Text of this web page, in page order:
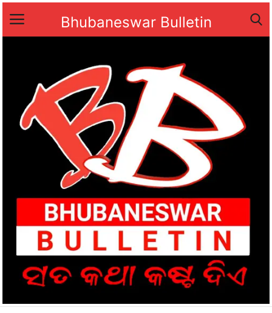
Bhubaneswar Bulletin
ରାଜ୍ୟ
ମନୋରଞ୍ଜନ
ସମାଜସେବା